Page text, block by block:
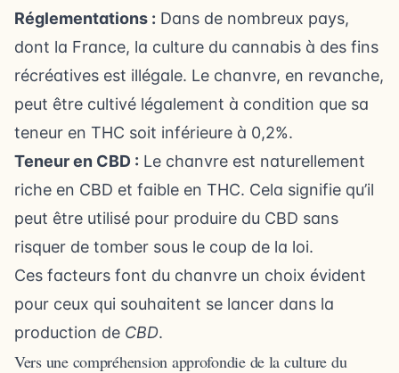
Réglementations : Dans de nombreux pays,
dont la France, la culture du cannabis à des fins
récréatives est illégale. Le chanvre, en revanche,
peut être cultivé légalement à condition que sa
teneur en THC soit inférieure à 0,2%.
Teneur en CBD : Le chanvre est naturellement
riche en CBD et faible en THC. Cela signifie qu’il
peut être utilisé pour produire du CBD sans
risquer de tomber sous le coup de la loi.
Ces facteurs font du chanvre un choix évident
pour ceux qui souhaitent se lancer dans la
production de CBD.
Vers une compréhension approfondie de la culture du